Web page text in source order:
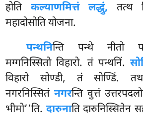
होतिकल्याणमित्तं लद्धुं, तत्थ
महादोसोति योजना.
पन्थनिन्ति पन्थे नीतो
मग्गनिस्सितो विहारो. तं पन्थनिं.
विहारो सोण्डी, तं सोण्डिं.
नगरनिस्सितंनगरन्ति वुत्तं
भीमो’’ति. दारुनाति दारुनिस्सितेन